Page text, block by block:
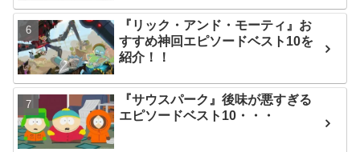
『リック・アンド・モーティ』お
すすめ神回エピソードベスト10を
紹介！！
『サウスパーク』後味が悪すぎる
エピソードベスト10・・・